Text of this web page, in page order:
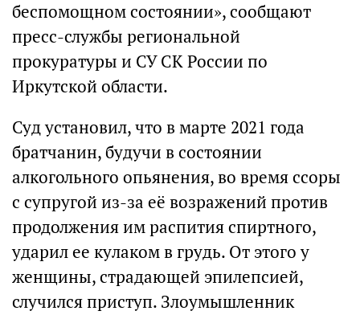
беспомощном состоянии», сообщают
пресс-службы региональной
прокуратуры и СУ СК России по
Иркутской области.
Суд установил, что в марте 2021 года
братчанин, будучи в состоянии
алкогольного опьянения, во время ссоры
с супругой из-за её возражений против
продолжения им распития спиртного,
ударил ее кулаком в грудь. От этого у
женщины, страдающей эпилепсией,
случился приступ. Злоумышленник